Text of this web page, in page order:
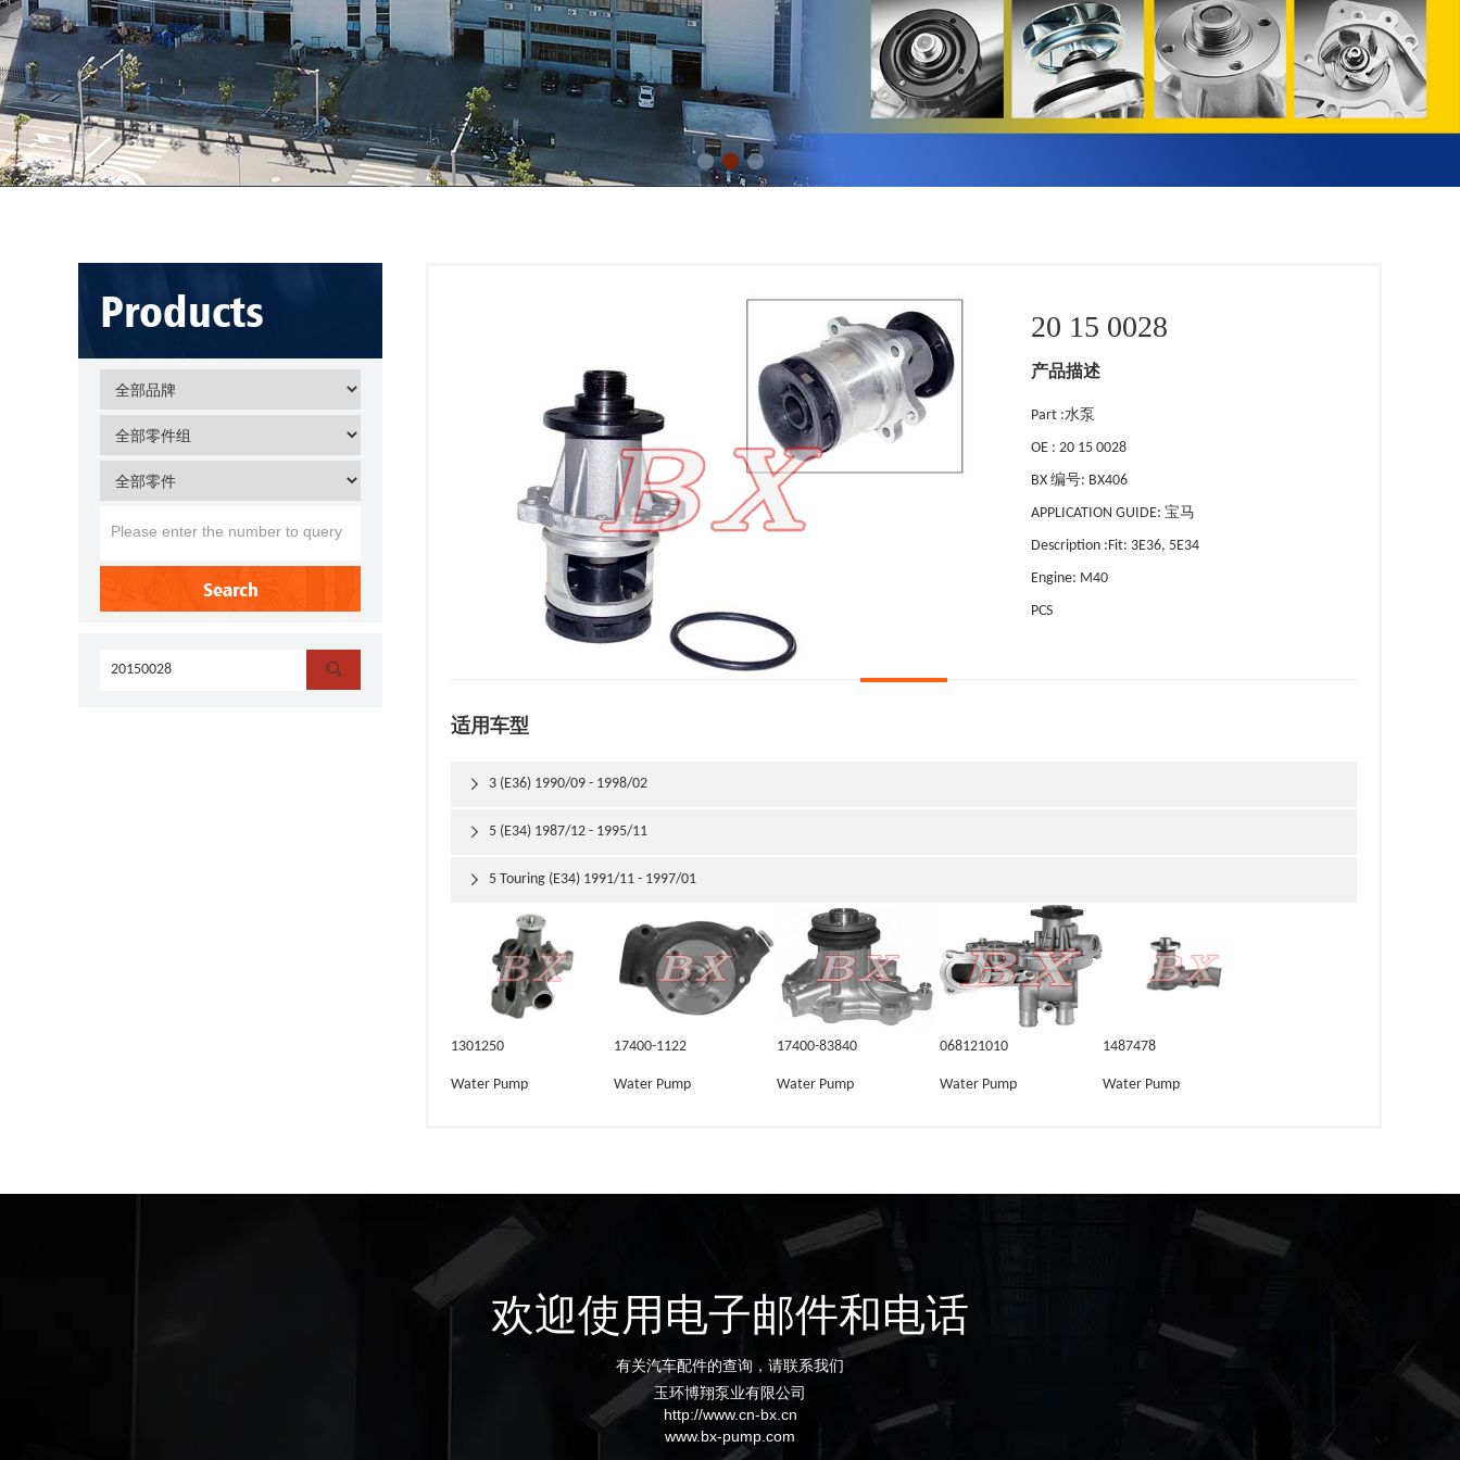
Products
Search

20 15 0028
产品描述
Part :水泵
OE : 20 15 0028
BX 编号: BX406
APPLICATION GUIDE: 宝马
Description :Fit: 3E36, 5E34
Engine: M40
PCS
适用车型
3 (E36) 1990/09 - 1998/02

5 (E34) 1987/12 - 1995/11

5 Touring (E34) 1991/11 - 1997/01

1301250
Water Pump
17400-1122
Water Pump
17400-83840
Water Pump
068121010
Water Pump
1487478
Water Pump
欢迎使用电子邮件和电话
有关汽车配件的查询，请联系我们
玉环博翔泵业有限公司
http://www.cn-bx.cn
www.bx-pump.com